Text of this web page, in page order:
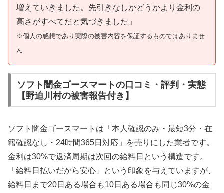
増えていきました。先引きなしかどうかより金利の
高さがすべてだと気づきました」
※個人の感想であり実際の被害内容を保証するものではありませ
ん
ソフト闇金ゴースマートの口コミ・評判・実態
【野迫川村の被害報告付き】
ソフト闇金ゴースマートは「本人確認のみ・最短3分・在
籍確認なし・24時間365日対応」を売りにした業者です。
金利は30%で返済周期は次回の給料日という構造です。
「給料日払いだから安心」という印象を与えていますが、
給料日まで20日ある場合も10日ある場合も同じ30%の金